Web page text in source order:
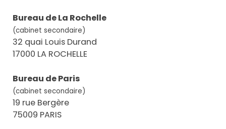
Bureau de La Rochelle
(cabinet secondaire)
32 quai Louis Durand
17000 LA ROCHELLE
Bureau de Paris
(cabinet secondaire)
19 rue Bergère
75009 PARIS